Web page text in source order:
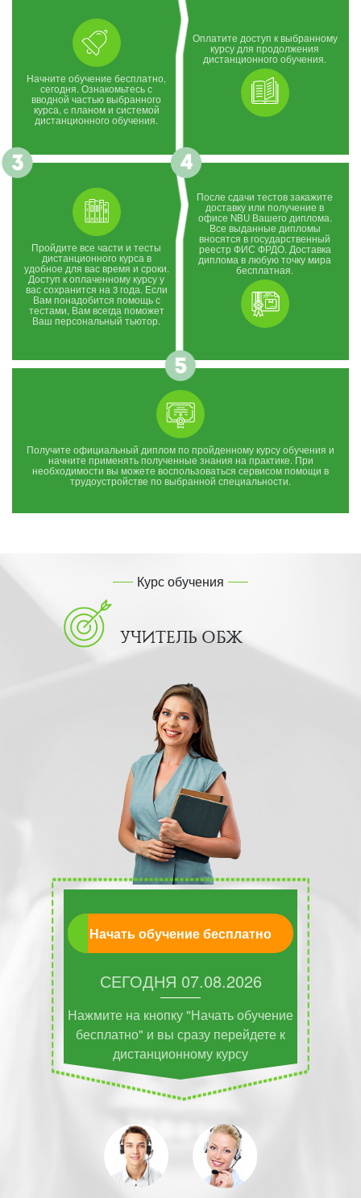
Начните обучение бесплатно,
сегодня. Ознакомьтесь с
вводной частью выбранного
курса, c планом и системой
дистанционного обучения.
Оплатите доступ к выбранному
курсу для продолжения
дистанционного обучения.
Пройдите все части и тесты
дистанционного курса в
удобное для вас время и сроки.
Доступ к оплаченному курсу у
вас сохранится на 3 года. Если
Вам понадобится помощь с
тестами, Вам всегда поможет
Ваш персональный тьютор.
После сдачи тестов закажите
доставку или получение в
офисе NBU Вашего диплома.
Все выданные дипломы
вносятся в государственный
реестр ФИС ФРДО. Доставка
диплома в любую точку мира
бесплатная.
Получите официальный диплом по пройденному курсу обучения и
начните применять полученные знания на практике. При
необходимости вы можете воспользоваться сервисом помощи в
трудоустройстве по выбранной специальности.
Курс обучения
УЧИТЕЛЬ ОБЖ
Начать обучение бесплатно
СЕГОДНЯ 07.08.2026
Нажмите на кнопку "Начать обучение
бесплатно" и вы сразу перейдете к
дистанционному курсу